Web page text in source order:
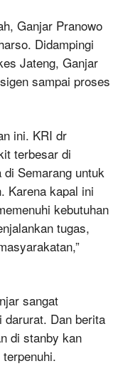
Ganjar Pranowo
Didampingi
Jateng, Ganjar
sampai proses
ini. KRI dr
terbesar di
Semarang untuk
Karena kapal ini
kebutuhan
tugas,
sangat
darurat. Dan berita
di stanby kan